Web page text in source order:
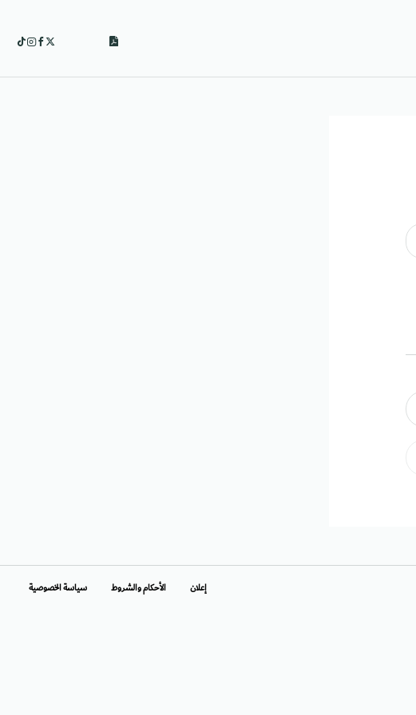
إعلان الأحكام والشروط سياسة الخصوصية